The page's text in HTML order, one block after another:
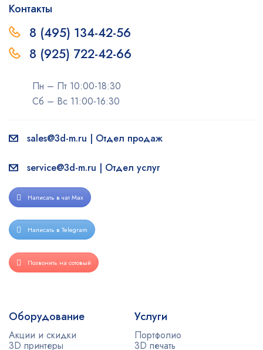
Контакты
8 (495) 134-42-56
8 (925) 722-42-66
Пн – Пт 10:00-18:30
Сб – Вс 11:00-16:30
sales@3d-m.ru | Отдел продаж
service@3d-m.ru | Отдел услуг
Написать в чат Max
Написать в Telegram
Позвонить на сотовый
Оборудование
Акции и скидки
3D принтеры
Услуги
Портфолио
3D печать